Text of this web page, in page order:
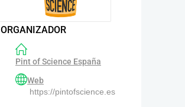
ORGANIZADOR
Pint of Science España
Web
https://pintofscience.es